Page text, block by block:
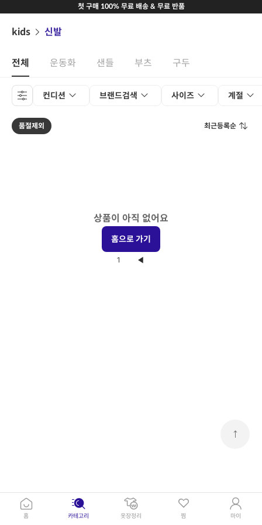
첫 구매 100% 무료 배송 & 무료 반품
kids 신발
전체 운동화 샌들 부츠 구두
컨디션 브랜드검색 사이즈 계절
품절제외 최근등록순
↑
상품이 아직 없어요
홈으로 가기
1 ◀
홈 카테고리 옷장정리 찜 마이